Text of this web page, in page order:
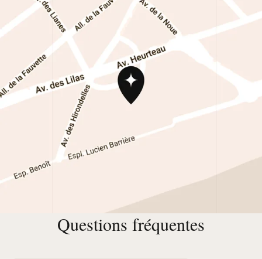
Questions fréquentes